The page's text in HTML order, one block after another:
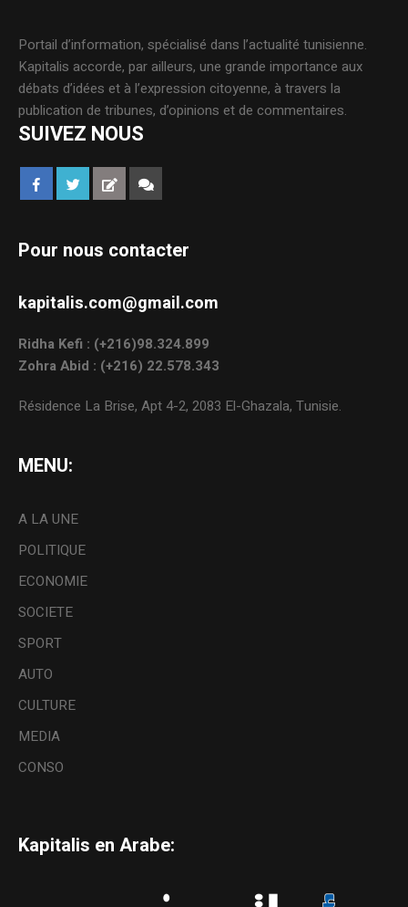
Portail d’information, spécialisé dans l’actualité tunisienne.
Kapitalis accorde, par ailleurs, une grande importance aux
débats d’idées et à l’expression citoyenne, à travers la
publication de tribunes, d’opinions et de commentaires.
SUIVEZ NOUS
Pour nous contacter
kapitalis.com@gmail.com
Ridha Kefi : (+216)98.324.899
Zohra Abid : (+216) 22.578.343
Résidence La Brise, Apt 4-2, 2083 El-Ghazala, Tunisie.
MENU:
A LA UNE
POLITIQUE
ECONOMIE
SOCIETE
SPORT
AUTO
CULTURE
MEDIA
CONSO
Kapitalis en Arabe: